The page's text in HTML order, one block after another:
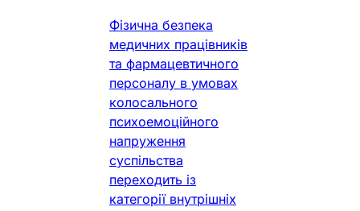
Фізична безпека
медичних працівників
та фармацевтичного
персоналу в умовах
колосального
психоемоційного
напруження
суспільства
переходить із
категорії внутрішніх